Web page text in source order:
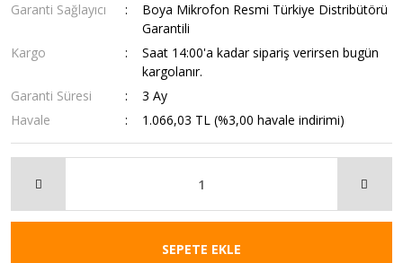
Garanti Sağlayıcı
Boya Mikrofon Resmi Türkiye Distribütörü
Garantili
Kargo
Saat 14:00'a kadar sipariş verirsen bugün
kargolanır.
Garanti Süresi
3 Ay
Havale
1.066,03 TL (%3,00 havale indirimi)
SEPETE EKLE